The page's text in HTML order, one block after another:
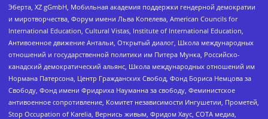
Эберта, XZ gGmbH, Мобильная академия поддержки гендерной демократии
и миротворчества, Форум имени Льва Копелева, American Councils for
International Education, Cultural Vistas, Institute of International Education,
Антивоенное движение Антальи, Открытый диалог, Школа международных
отношений и государственной политики им Питера Мунка, Российско-
канадский демократический альянс, Школа международных отношений им
Нормана Патерсона, Центр Гражданских Свобод, Фонд Бориса Немцова за
Свободу, Фонд имени Фридриха Науманна за свободу, Феминистское
антивоенное сопротивление, Комитет независимости Ингушетии, Прометей,
Stop Occupation of Karelia, Вернись живым, Фридом Хаус, СОТА медиа,